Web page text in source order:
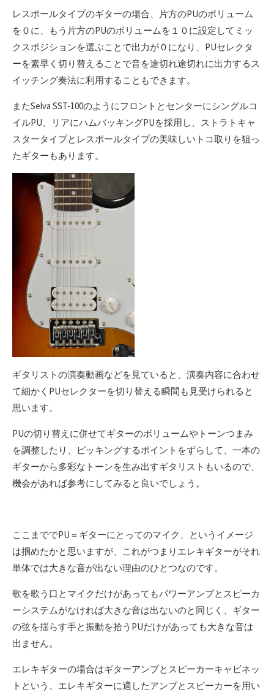
レスポールタイプのギターの場合、片方のPUのボリューム
を０に、もう片方のPUのボリュームを１０に設定してミッ
クスポジションを選ぶことで出力が０になり、PUセレクタ
ーを素早く切り替えることで音を途切れ途切れに出力するス
イッチング奏法に利用することもできます。
またSelva SST-100のようにフロントとセンターにシングルコ
イルPU、リアにハムバッキングPUを採用し、ストラトキャ
スタータイプとレスポールタイプの美味しいトコ取りを狙っ
たギターもあります。
ギタリストの演奏動画などを見ていると、演奏内容に合わせ
て細かくPUセレクターを切り替える瞬間も見受けられると
思います。
PUの切り替えに併せてギターのボリュームやトーンつまみ
を調整したり、ピッキングするポイントをずらして、一本の
ギターから多彩なトーンを生み出すギタリストもいるので、
機会があれば参考にしてみると良いでしょう。
ここまででPU＝ギターにとってのマイク、というイメージ
は掴めたかと思いますが、これがつまりエレキギターがそれ
単体では大きな音が出ない理由のひとつなのです。
歌を歌う口とマイクだけがあってもパワーアンプとスピーカ
ーシステムがなければ大きな音は出ないのと同じく、ギター
の弦を揺らす手と振動を拾うPUだけがあっても大きな音は
出ません。
エレキギターの場合はギターアンプとスピーカーキャビネッ
トという、エレキギターに適したアンプとスピーカーを用い